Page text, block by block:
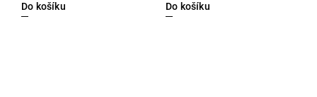
Do košíku Do košíku